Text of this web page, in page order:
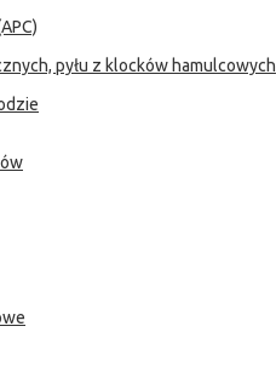
pyłu z klocków hamulcowych